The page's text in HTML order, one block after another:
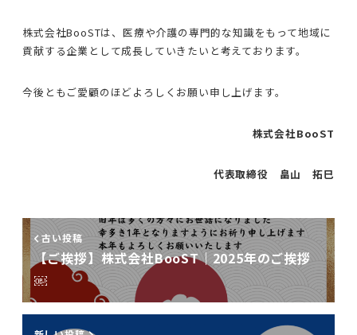
株式会社BooSTは、医療や介護の専門的な知識をもって地域に
貢献する企業として成長していきたいと考えております。
今後ともご愛顧のほどよろしくお願い申し上げます。
株式会社BooST
代表取締役 畠山 拓巳
古い投稿
【ご挨拶】株式会社BooST｜2025年のご挨拶
￼